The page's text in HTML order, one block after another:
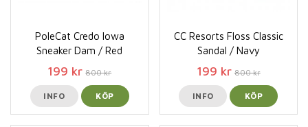
PoleCat Credo Iowa
Sneaker Dam / Red
199 kr 800 kr
INFO KÖP
CC Resorts Floss Classic
Sandal / Navy
199 kr 800 kr
INFO KÖP